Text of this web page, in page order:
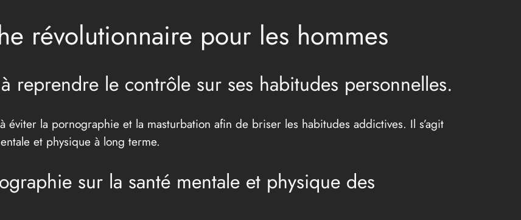
révolutionnaire pour les hommes
reprendre le contrôle sur ses habitudes personnelles.
éviter la pornographie et la masturbation afin de briser les habitudes addictives. Il s’agit
et physique à long terme.
sur la santé mentale et physique des